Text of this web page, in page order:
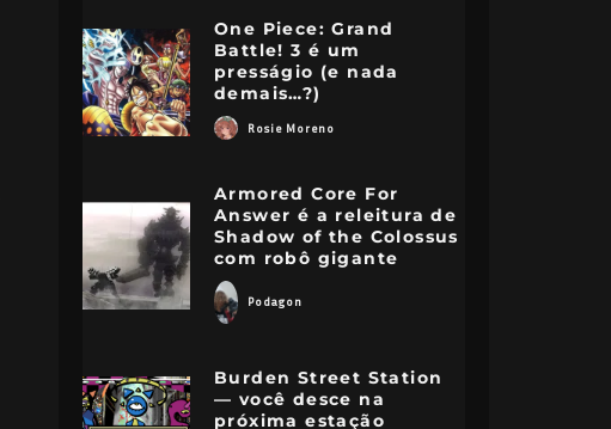
One Piece: Grand
Battle! 3 é um
presságio (e nada
demais…?)
Rosie Moreno
Armored Core For
Answer é a releitura de
Shadow of the Colossus
com robô gigante
Podagon
Burden Street Station
— você desce na
próxima estação